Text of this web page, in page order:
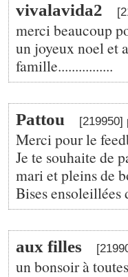
vivalavida2
merci beaucoup
un joyeux noel et
famille................
Pattou [219950]
Merci pour le
Je te souhaite de
mari et pleins de
Bises ensoleillées
aux filles
un bonsoir à